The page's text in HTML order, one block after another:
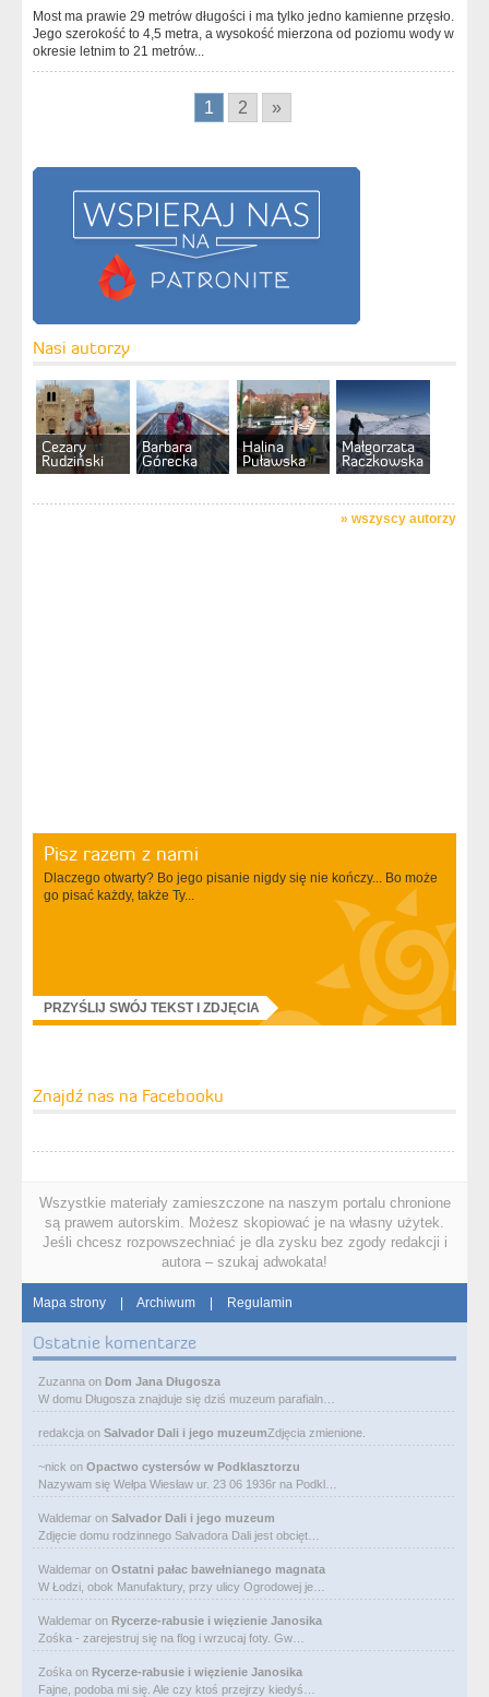
Most ma prawie 29 metrów długości i ma tylko jedno kamienne przęsło.
Jego szerokość to 4,5 metra, a wysokość mierzona od poziomu wody w
okresie letnim to 21 metrów...
1 2 »
Nasi autorzy
Cezary
Rudziński
Barbara
Górecka
Halina
Puławska
Małgorzata
Raczkowska
» wszyscy autorzy
Pisz razem z nami
Dlaczego otwarty? Bo jego pisanie nigdy się nie kończy... Bo może
go pisać każdy, także Ty...
PRZYŚLIJ SWÓJ TEKST I ZDJĘCIA
Znajdź nas na Facebooku
Wszystkie materiały zamieszczone na naszym portalu chronione
są prawem autorskim. Możesz skopiować je na własny użytek.
Jeśli chcesz rozpowszechniać je dla zysku bez zgody redakcji i
autora – szukaj adwokata!
Mapa strony | Archiwum | Regulamin
Ostatnie komentarze
Zuzanna on Dom Jana Długosza
W domu Długosza znajduje się dziś muzeum parafialn…
redakcja on Salvador Dali i jego muzeumZdjęcia zmienione.
~nick on Opactwo cystersów w Podklasztorzu
Nazywam się Wełpa Wiesław ur. 23 06 1936r na Podkl…
Waldemar on Salvador Dali i jego muzeum
Zdjęcie domu rodzinnego Salvadora Dali jest obcięt…
Waldemar on Ostatni pałac bawełnianego magnata
W Łodzi, obok Manufaktury, przy ulicy Ogrodowej je…
Waldemar on Rycerze-rabusie i więzienie Janosika
Zośka - zarejestruj się na flog i wrzucaj foty. Gw…
Zośka on Rycerze-rabusie i więzienie Janosika
Fajne, podoba mi się. Ale czy ktoś przejrzy kiedyś…